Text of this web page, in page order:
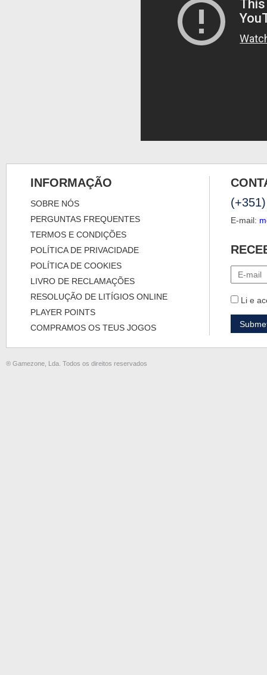
INFORMAÇÃO
SOBRE NÓS
PERGUNTAS FREQUENTES
TERMOS E CONDIÇÕES
POLÍTICA DE PRIVACIDADE
POLÍTICA DE COOKIES
LIVRO DE RECLAMAÇÕES
RESOLUÇÃO DE LITÍGIOS ONLINE
PLAYER POINTS
COMPRAMOS OS TEUS JOGOS
E-mail:
Li e
® Gamezone, Lda. Todos os direitos reservados